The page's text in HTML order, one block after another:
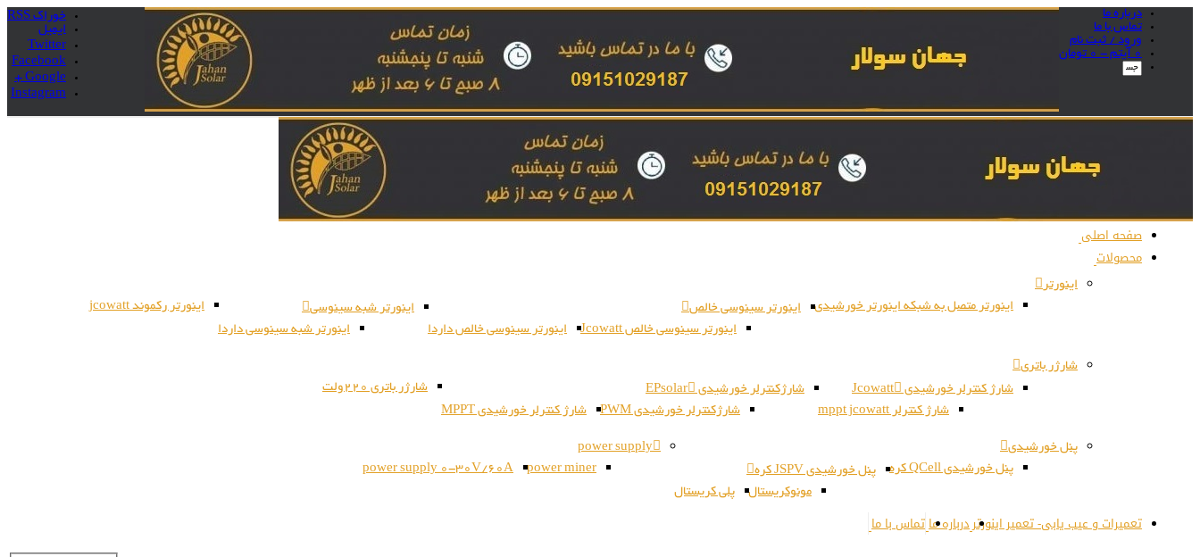
درباره ما
تماس با ما
ورود / ثبت نام
0 آیتم -
0 تومان
خوراک RSS
ایمیل
Twitter
Facebook
Google +
Instagram
صفحه اصلی
محصولات
اینورتر
اینورتر متصل به شبکه اینورتر خورشیدی
اینورتر سینوسی خالص
اینورتر سینوسی خالص Jcowatt
اینورتر سینوسی خالص داردا
اینورتر شبه سینوسی
اینورتر شبه سینوسی داردا
اینورتر رکموند jcowatt
شارژر باتری
شارژ کنترلر خورشیدی Jcowatt
شارژ کنترلر mppt jcowatt
شارژکنترلر خورشیدی EPsolar
شارژکنترلر خورشیدی PWM
شارژ کنترلر خورشیدی MPPT
شارژر باتری 220ولت
پنل خورشیدی
پنل خورشیدی QCell کره
پنل خورشیدی JSPV کره
مونوکریستال
پلی کریستال
power supply
power miner
power supply 0-30V/60A
تعمیرات و عیب یابی- تعمیر اینورتردرباره ماتماس با ما